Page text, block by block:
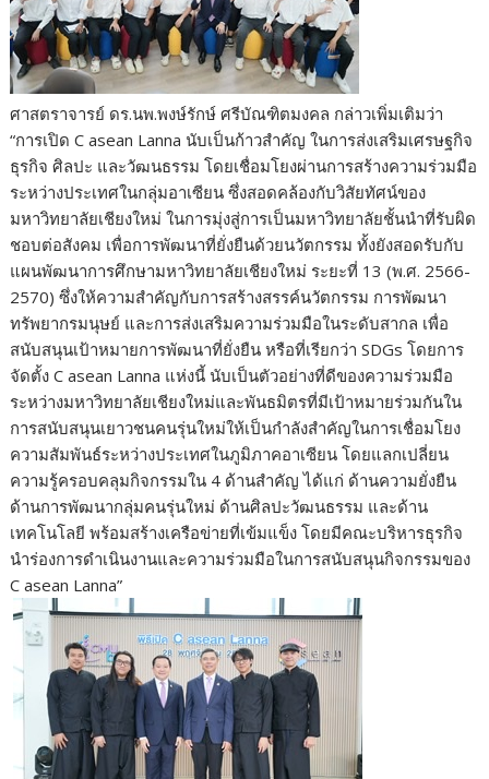
ศาสตราจารย์ ดร.นพ.พงษ์รักษ์ ศรีบัณฑิตมงคล กล่าวเพิ่มเติมว่า
“การเปิด C asean Lanna นับเป็นก้าวสำคัญ ในการส่งเสริมเศรษฐกิจ
ธุรกิจ ศิลปะ และวัฒนธรรม โดยเชื่อมโยงผ่านการสร้างความร่วมมือ
ระหว่างประเทศในกลุ่มอาเซียน ซึ่งสอดคล้องกับวิสัยทัศน์ของ
มหาวิทยาลัยเชียงใหม่ ในการมุ่งสู่การเป็นมหาวิทยาลัยชั้นนำที่รับผิด
ชอบต่อสังคม เพื่อการพัฒนาที่ยั่งยืนด้วยนวัตกรรม ทั้งยังสอดรับกับ
แผนพัฒนาการศึกษามหาวิทยาลัยเชียงใหม่ ระยะที่ 13 (พ.ศ. 2566-
2570) ซึ่งให้ความสำคัญกับการสร้างสรรค์นวัตกรรม การพัฒนา
ทรัพยากรมนุษย์ และการส่งเสริมความร่วมมือในระดับสากล เพื่อ
สนับสนุนเป้าหมายการพัฒนาที่ยั่งยืน หรือที่เรียกว่า SDGs โดยการ
จัดตั้ง C asean Lanna แห่งนี้ นับเป็นตัวอย่างที่ดีของความร่วมมือ
ระหว่างมหาวิทยาลัยเชียงใหม่และพันธมิตรที่มีเป้าหมายร่วมกันใน
การสนับสนุนเยาวชนคนรุ่นใหม่ให้เป็นกำลังสำคัญในการเชื่อมโยง
ความสัมพันธ์ระหว่างประเทศในภูมิภาคอาเซียน โดยแลกเปลี่ยน
ความรู้ครอบคลุมกิจกรรมใน 4 ด้านสำคัญ ได้แก่ ด้านความยั่งยืน
ด้านการพัฒนากลุ่มคนรุ่นใหม่ ด้านศิลปะวัฒนธรรม และด้าน
เทคโนโลยี พร้อมสร้างเครือข่ายที่เข้มแข็ง โดยมีคณะบริหารธุรกิจ
นำร่องการดำเนินงานและความร่วมมือในการสนับสนุนกิจกรรมของ
C asean Lanna”